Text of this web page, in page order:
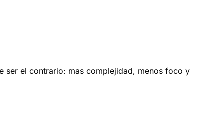
ser el contrario: mas complejidad, menos foco y